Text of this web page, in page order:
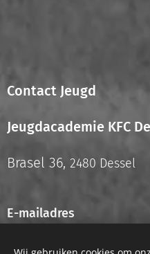
Contact Jeugd
Jeugdacademie KFC
Brasel 36, 2480 Dessel
E-mailadres